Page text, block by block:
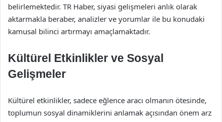
belirlemektedir. TR Haber, siyasi gelişmeleri anlık olarak
aktarmakla beraber, analizler ve yorumlar ile bu konudaki
kamusal bilinci artırmayı amaçlamaktadır.
Kültürel Etkinlikler ve Sosyal
Gelişmeler
Kültürel etkinlikler, sadece eğlence aracı olmanın ötesinde,
toplumun sosyal dinamiklerini anlamak açısından önem arz